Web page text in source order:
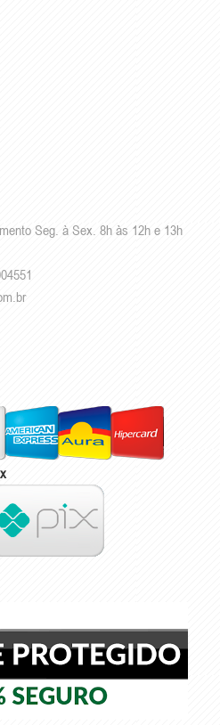
Seg. à Sex. 8h às 12h e 13h